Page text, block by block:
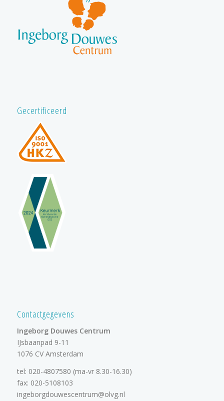
Gecertificeerd
Contactgegevens
Ingeborg Douwes Centrum
IJsbaanpad 9-11
1076 CV Amsterdam
tel: 020-4807580 (ma-vr 8.30-16.30)
fax: 020-5108103
ingeborgdouwescentrum@olvg.nl